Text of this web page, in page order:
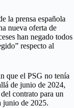
la prensa española
nueva oferta de
han negado todos
respecto al
que el PSG no tenía
de junio de 2024,
contrato para un
junio de 2025.